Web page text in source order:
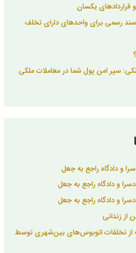
یکسان
سند رسمی برای واحدهای دارای تخلف
سپر امن پول شما در معاملات ملکی
و دادگاه راجع به جعل
و دادگاه راجع به جعل
و دادگاه راجع به جعل
از زندانی
تخلفات اتوبوس‌های بین‌شهری توسط